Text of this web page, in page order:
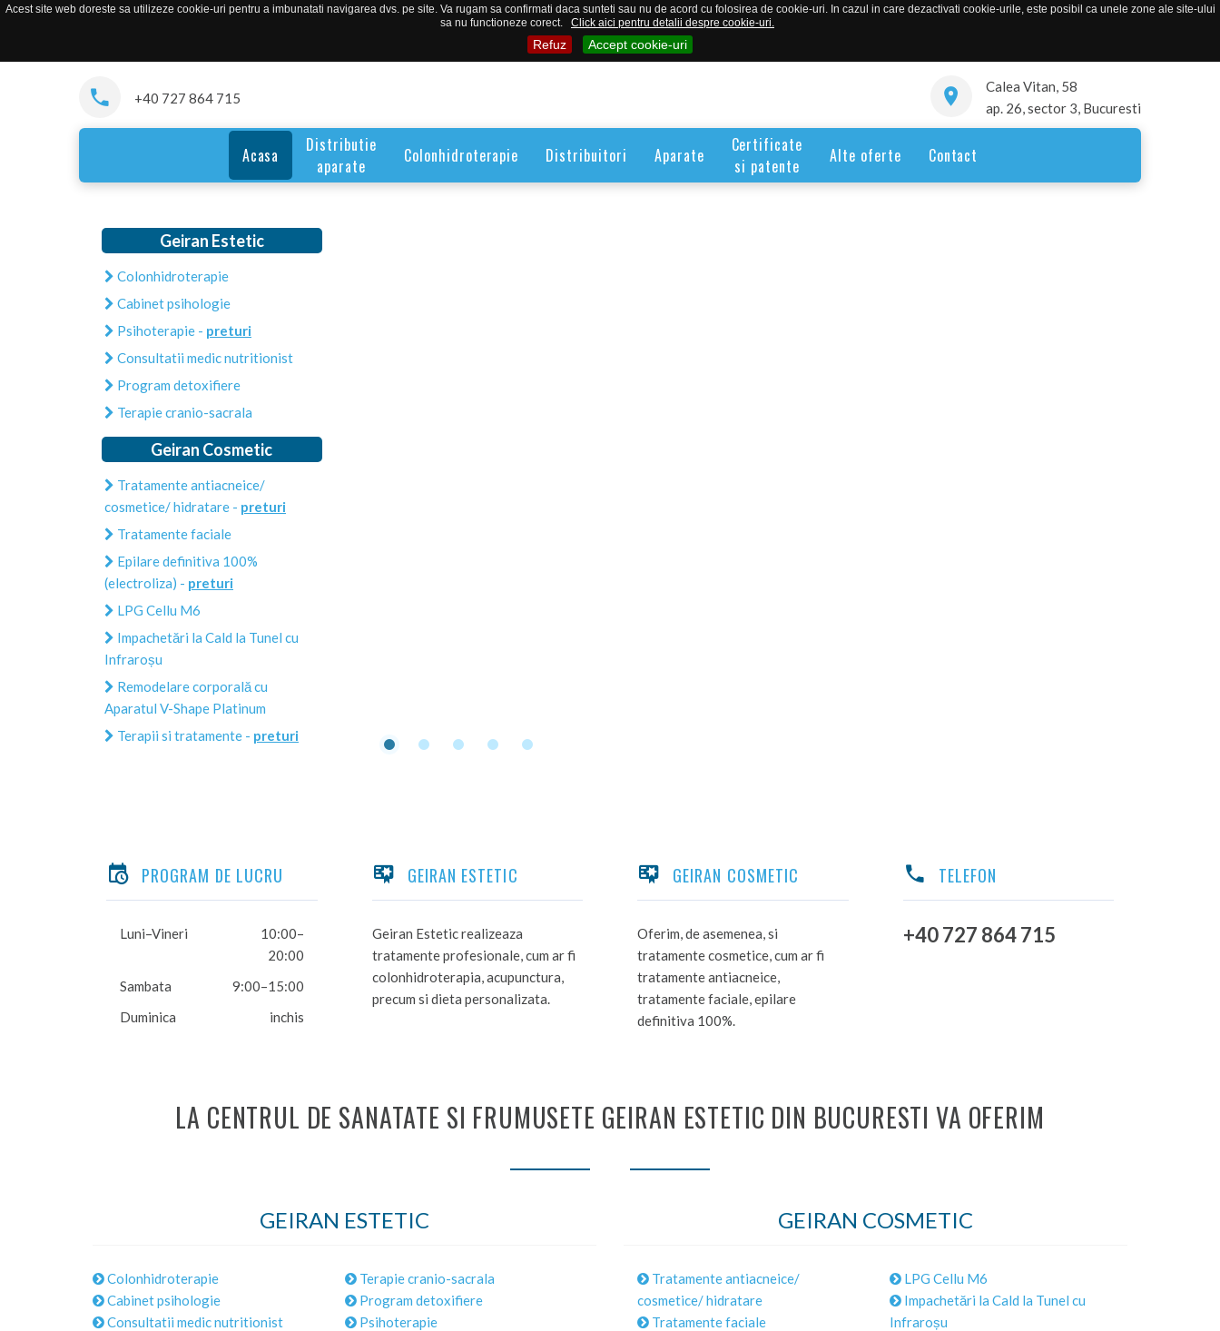
Acest site web doreste sa utilizeze cookie-uri pentru a imbunatati navigarea dvs. pe site. Va rugam sa confirmati daca sunteti sau nu de acord cu folosirea de cookie-uri. In cazul in care dezactivati cookie-urile, este posibil ca unele zone ale site-ului
sa nu functioneze corect.
Click aici pentru detalii despre cookie-uri.
Refuz Accept cookie-uri
+40 727 864 715
Calea Vitan, 58
ap. 26, sector 3, Bucuresti
Acasa
Distributie
aparate
Colonhidroterapie Distribuitori Aparate
Certificate
si patente
Alte oferte Contact
Geiran Estetic
Colonhidroterapie
Cabinet psihologie
Psihoterapie - preturi
Consultatii medic nutritionist
Program detoxifiere
Terapie cranio-sacrala
Geiran Cosmetic
Tratamente antiacneice/
cosmetice/ hidratare - preturi
Tratamente faciale
Epilare definitiva 100%
(electroliza) - preturi
LPG Cellu M6
Impachetări la Cald la Tunel cu
Infraroșu
Remodelare corporală cu
Aparatul V-Shape Platinum
Terapii si tratamente - preturi
PROGRAM DE LUCRU
Luni–Vineri
10:00–
20:00
Sambata
9:00–15:00
Duminica
inchis
GEIRAN ESTETIC
Geiran Estetic realizeaza
tratamente profesionale, cum ar fi
colonhidroterapia, acupunctura,
precum si dieta personalizata.
GEIRAN COSMETIC
Oferim, de asemenea, si
tratamente cosmetice, cum ar fi
tratamente antiacneice,
tratamente faciale, epilare
definitiva 100%.
TELEFON
+40 727 864 715
LA CENTRUL DE SANATATE SI FRUMUSETE GEIRAN ESTETIC DIN BUCURESTI VA OFERIM
GEIRAN ESTETIC
Colonhidroterapie
Cabinet psihologie
Consultatii medic nutritionist
Terapie cranio-sacrala
Program detoxifiere
Psihoterapie
GEIRAN COSMETIC
Tratamente antiacneice/
cosmetice/ hidratare
Tratamente faciale
LPG Cellu M6
Impachetări la Cald la Tunel cu
Infraroșu